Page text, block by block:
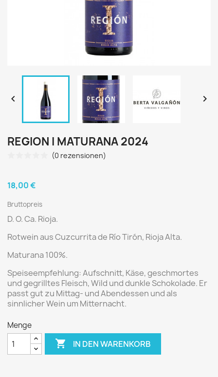
 
REGION I MATURANA 2024
(0 rezensionen)
18,00 €
Bruttopreis
D. O. Ca. Rioja.
Rotwein aus Cuzcurrita de Río Tirón, Rioja Alta.
Maturana 100%.
Speiseempfehlung:Aufschnitt, Käse, geschmortes
und gegrilltes Fleisch, Wild und dunkle Schokolade. Er
passt gut zu Mittag- und Abendessen und als
sinnlicher Wein um Mitternacht.
Menge
 IN DEN WARENKORB